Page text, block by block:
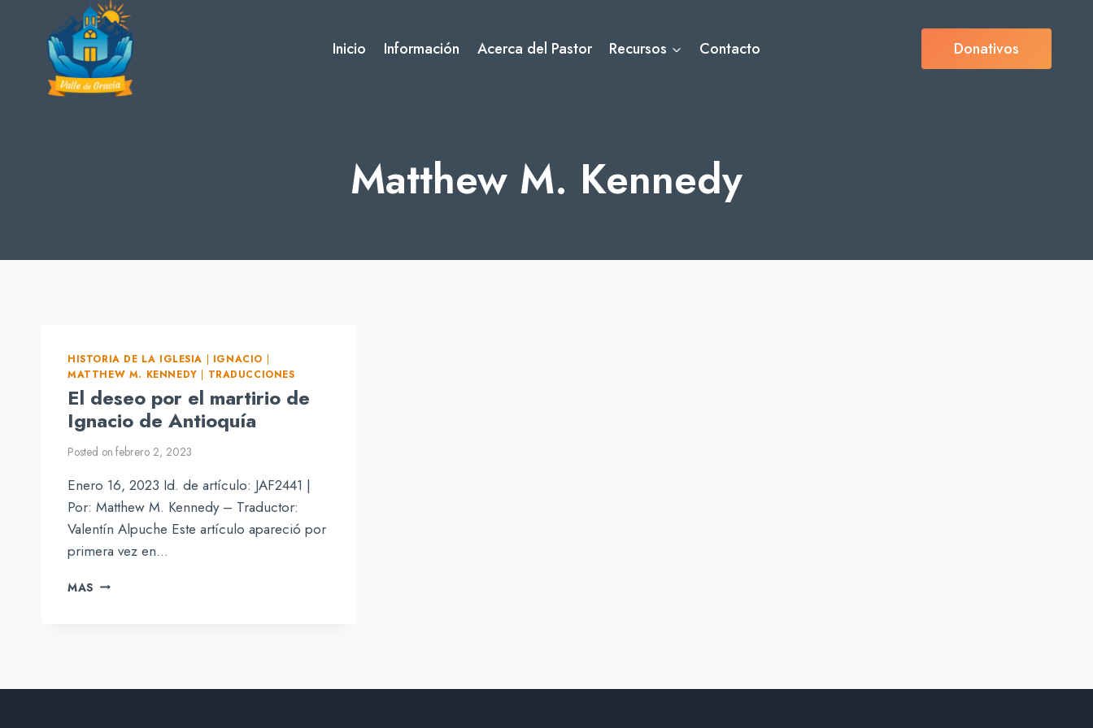
Inicio Información Acerca del Pastor Recursos Contacto Donativos
Matthew M. Kennedy
HISTORIA DE LA IGLESIA | IGNACIO |
MATTHEW M. KENNEDY | TRADUCCIONES
El deseo por el martirio de
Ignacio de Antioquía
Posted on febrero 2, 2023
Enero 16, 2023 Id. de artículo: JAF2441 |
Por: Matthew M. Kennedy – Traductor:
Valentín Alpuche Este artículo apareció por
primera vez en…
MAS EL
IGNACIO